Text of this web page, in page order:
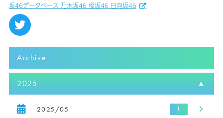
坂46データベース 乃木坂46 櫻坂46 日向坂46
Archive
2025
2025/05